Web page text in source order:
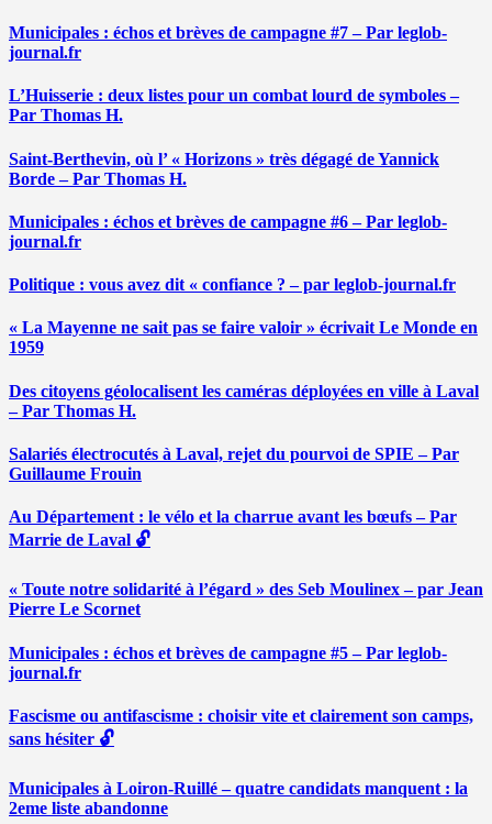
Municipales : échos et brèves de campagne #7 – Par leglob-
journal.fr
L’Huisserie : deux listes pour un combat lourd de symboles –
Par Thomas H.
Saint-Berthevin, où l’ « Horizons » très dégagé de Yannick
Borde – Par Thomas H.
Municipales : échos et brèves de campagne #6 – Par leglob-
journal.fr
Politique : vous avez dit « confiance ? – par leglob-journal.fr
« La Mayenne ne sait pas se faire valoir » écrivait Le Monde en
1959
Des citoyens géolocalisent les caméras déployées en ville à Laval
– Par Thomas H.
Salariés électrocutés à Laval, rejet du pourvoi de SPIE – Par
Guillaume Frouin
Au Département : le vélo et la charrue avant les bœufs – Par
Marrie de Laval 🔓
« Toute notre solidarité à l’égard » des Seb Moulinex – par Jean
Pierre Le Scornet
Municipales : échos et brèves de campagne #5 – Par leglob-
journal.fr
Fascisme ou antifascisme : choisir vite et clairement son camps,
sans hésiter 🔓
Municipales à Loiron-Ruillé – quatre candidats manquent : la
2eme liste abandonne